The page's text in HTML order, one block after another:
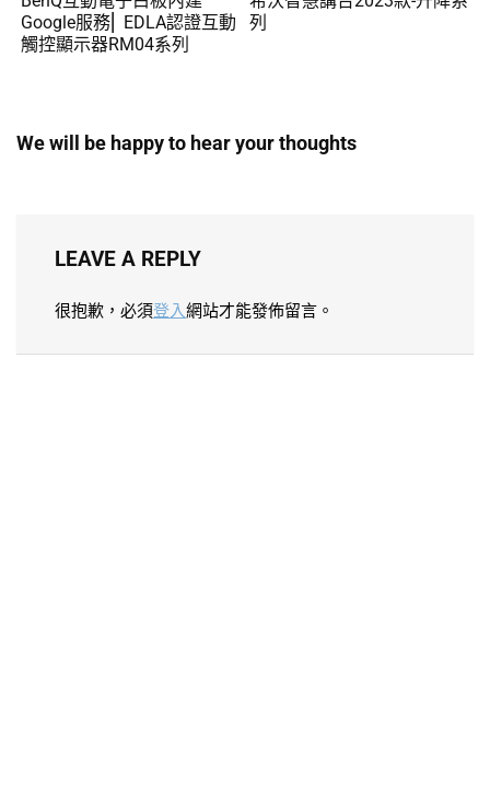
Google服務⎜ EDLA認證互動
觸控顯示器RM04系列
列
We will be happy to hear your thoughts
LEAVE A REPLY
很抱歉，必須登入網站才能發佈留言。